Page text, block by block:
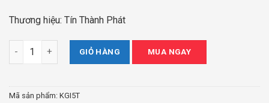
Thương hiệu: Tín Thành Phát
Kệ góc inox 5 tầng Tín Thành Phát số lượng
GIỎ HÀNG MUA NGAY
Mã sản phẩm: KGI5T